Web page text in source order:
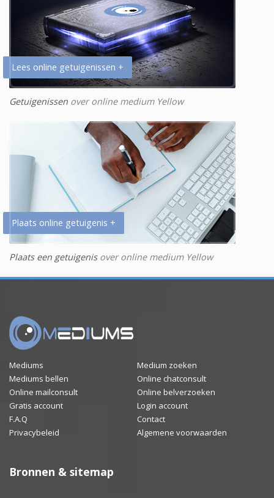
Lees online getuigenissen +
Getuigenissen over online medium Yellow
Plaats online getuigenis +
Plaats een getuigenisover online medium Yellow
Mediums
Medium zoeken
Mediums bellen
Online chatconsult
Online mailconsult
Online belverzoeken
Gratis account
Login account
F.A.Q
Contact
Privacybeleid
Algemene voorwaarden
Bronnen & sitemap